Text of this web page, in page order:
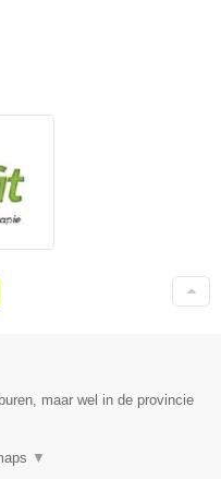
maar wel in de provincie
▼